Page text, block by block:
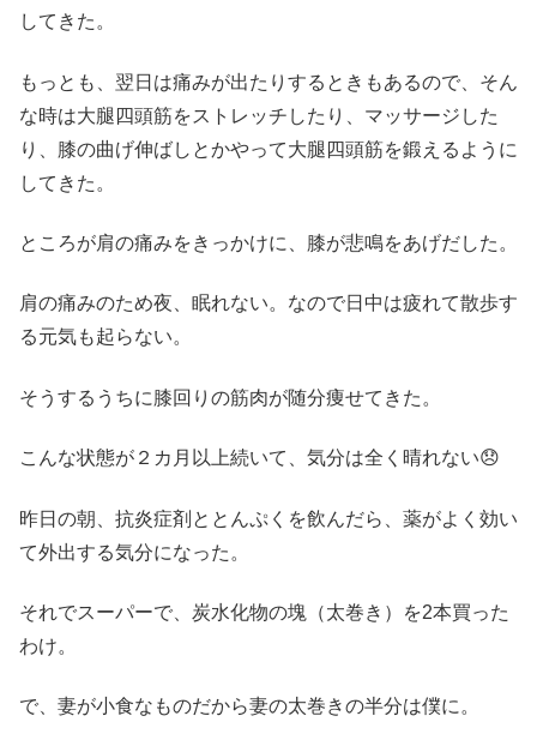
してきた。
もっとも、翌日は痛みが出たりするときもあるので、そん
な時は大腿四頭筋をストレッチしたり、マッサージした
り、膝の曲げ伸ばしとかやって大腿四頭筋を鍛えるように
してきた。
ところが肩の痛みをきっかけに、膝が悲鳴をあげだした。
肩の痛みのため夜、眠れない。なので日中は疲れて散歩す
る元気も起らない。
そうするうちに膝回りの筋肉が随分痩せてきた。
こんな状態が２カ月以上続いて、気分は全く晴れない😞
昨日の朝、抗炎症剤ととんぷくを飲んだら、薬がよく効い
て外出する気分になった。
それでスーパーで、炭水化物の塊（太巻き）を2本買った
わけ。
で、妻が小食なものだから妻の太巻きの半分は僕に。